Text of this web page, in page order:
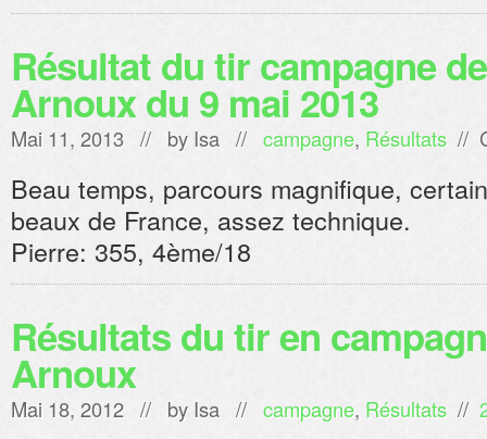
Résultat du tir campagne
Arnoux du 9 mai 2013
Mai 11, 2013 // by Isa // campagne, Résultats //
Beau temps, parcours magnifique,
beaux de France, assez technique.
Pierre: 355, 4ème/18
Résultats du tir en
Arnoux
Mai 18, 2012 // by Isa // campagne, Résultats //